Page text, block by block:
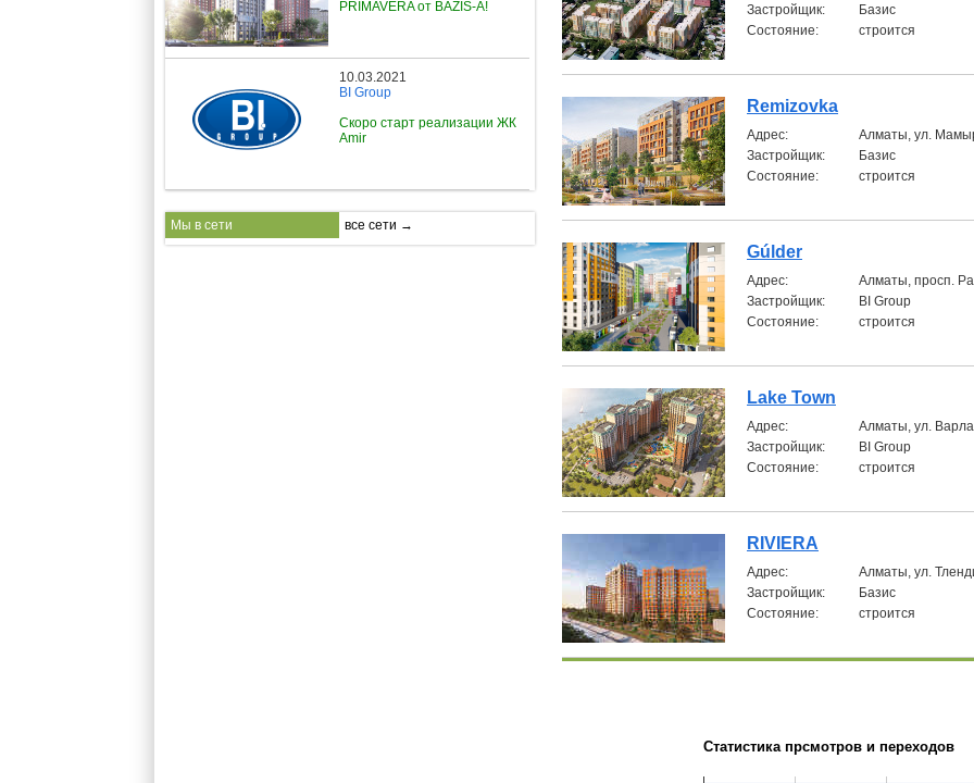
Застройщик:
Базис
Состояние:
строится
Remizovka
Aдрес:
Алматы, ул.
Застройщик:
Базис
Состояние:
строится
Gúlder
Aдрес:
Алматы, просп.
Застройщик:
BI Group
Состояние:
строится
Lake Town
Aдрес:
Алматы, ул.
Застройщик:
BI Group
Состояние:
строится
RIVIERA
Aдрес:
Алматы, ул.
Застройщик:
Базис
Состояние:
строится
Статистика прсмотров и переходов
PRIMAVERA от BAZIS-A!
10.03.2021
BI Group
Скоро старт реализации ЖК
Amir
Мы в сети все сети →